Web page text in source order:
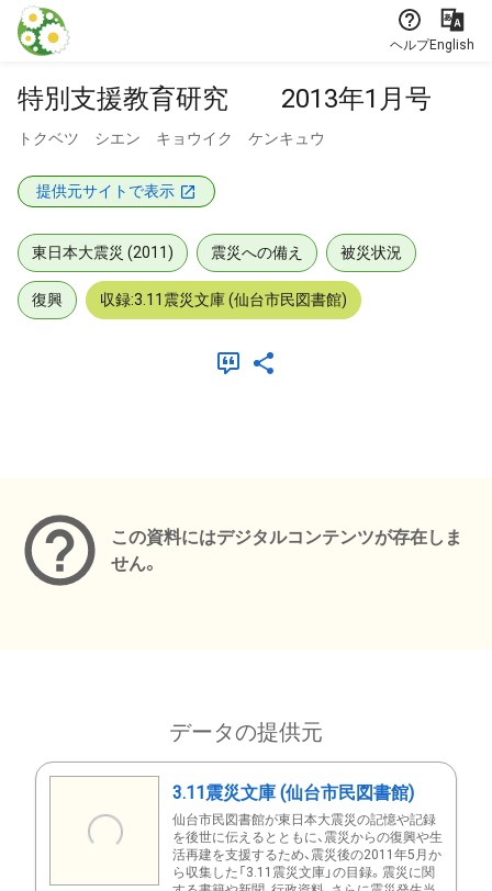
本文に飛ぶ
ヘルプEnglish
特別支援教育研究 2013年1月号
トクベツ シエン キョウイク ケンキュウ
提供元サイトで表示
東日本大震災 (2011) 震災への備え 被災状況
復興 収録:3.11震災文庫 (仙台市民図書館)
この資料にはデジタルコンテンツが存在しま
せん。
データの提供元
3.11震災文庫 (仙台市民図書館)
仙台市民図書館が東日本大震災の記憶や記録
を後世に伝えるとともに、震災からの復興や生
活再建を支援するため、震災後の2011年5月か
ら収集した「3.11震災文庫」の目録。震災に関